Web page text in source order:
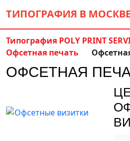
ТИПОГРАФИЯ В МОСКВЕ
Контакты: (5 метров от м.
Типография POLY PRINT
Офсетная печать
ОФСЕТНАЯ